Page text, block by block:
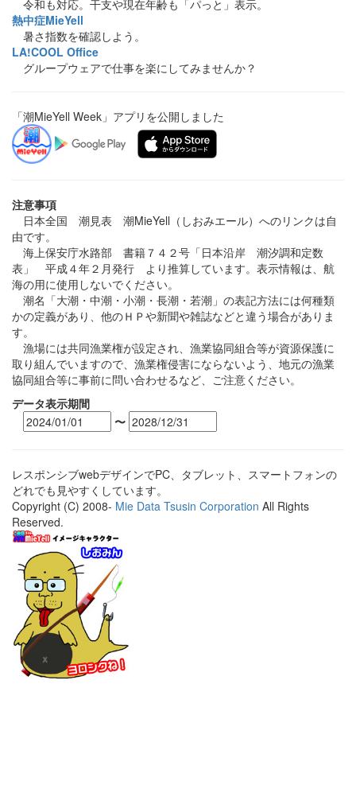
令和も対応。干支や現在年齢も「パっと」表示。
熱中症MieYell
暑さ指数を確認しよう。
LA!COOL Office
グループウェアで仕事を楽にしてみませんか？
「潮MieYell Week」アプリを公開しました
注意事項
日本全国 潮見表 潮MieYell（しおみエール）へのリンクは自
由です。
海上保安庁水路部 書籍７４２号「日本沿岸 潮汐調和定数
表」 平成４年２月発行 より推算しています。表示情報は、航
海の用に使用しないでください。
潮名「大潮・中潮・小潮・長潮・若潮」の表記方法には何種類
かの定義があり、他のＨＰや新聞や雑誌などと違う場合がありま
す。
漁場には共同漁業権が設定され、漁業協同組合等が資源保護に
取り組んでいますので、漁業権侵害にならないよう、地元の漁業
協同組合等に事前に問い合わせるなど、ご注意ください。
データ表示期間
〜
レスポンシブwebデザインでPC、タブレット、スマートフォンの
どれでも見やすくしています。
Copyright (C) 2008- Mie Data Tsusin Corporation All Rights
Reserved.